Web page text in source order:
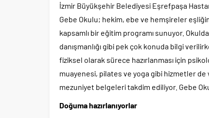
İzmir Büyükşehir Belediyesi Eşrefpaşa
Gebe Okulu; hekim, ebe ve hemşireler
kapsamlı bir eğitim programı sunuyor.
danışmanlığı gibi pek çok konuda bilgi
fiziksel olarak sürece hazırlanması için
muayenesi, pilates ve yoga gibi hizmetler de
mezuniyet belgeleri takdim ediliyor. Gebe
Doğuma hazırlanıyorlar